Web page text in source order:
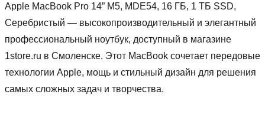
Apple MacBook Pro 14” M5, MDE54, 16 ГБ, 1 ТБ SSD,
Серебристый — высокопроизводительный и элегантный
профессиональный ноутбук, доступный в магазине
1store.ru в Смоленске. Этот MacBook сочетает передовые
технологии Apple, мощь и стильный дизайн для решения
самых сложных задач и творчества.